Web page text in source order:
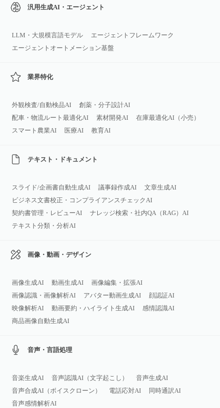
汎用生成AI・エージェント
LLM・大規模言語モデル
エージェントフレームワーク
エージェントオートメーション基盤
業界特化
外観検査/自動検品AI
創薬・分子設計AI
配車・物流ルート最適化AI
素材開発AI
在庫最適化AI（小売）
スマート農業AI
医療AI 教育AI
テキスト・ドキュメント
スライド/企画書自動生成AI 議事録作成AI
文章生成AI
ビジネス文書校正・コンプライアンスチェックAI
契約書管理・レビューAI
ナレッジ検索・社内QA（RAG）AI
テキスト分類・分析AI
画像・動画・デザイン
画像生成AI 動画生成AI
画像編集・拡張AI
画像認識・画像解析AI
アバター動画生成AI
顔認証AI
映像解析AI
動画要約・ハイライト生成AI
感情認識AI
商品画像自動生成AI
音声・言語処理
音楽生成AI 音声認識AI（文字起こし）
音声生成AI
音声合成AI（ボイスクローン）
電話応対AI
同時通訳AI
音声感情解析AI